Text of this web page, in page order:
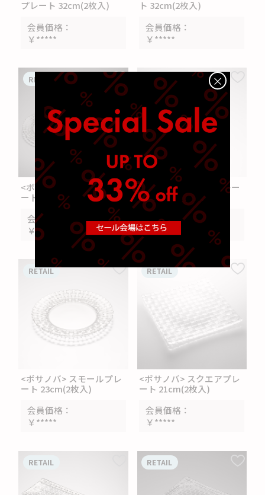
プレート 32cm(2枚入)
会員価格
￥*****
ト 32cm(2枚入)
会員価格
￥*****
SOLD OUT
<ボサノバ> ディナープレ
ート 27cm(2枚入)
会員価格
￥*****
RETAIL
<ボサノバ> サラダプレー
ト 23cm(2枚入)
会員価格
￥*****
RETAIL
<ボサノバ> スモールプレ
ート 23cm(2枚入)
会員価格
￥*****
RETAIL
<ボサノバ> スクエアプレ
ート 21cm(2枚入)
会員価格
￥*****
RETAIL
RETAIL RETAIL
×